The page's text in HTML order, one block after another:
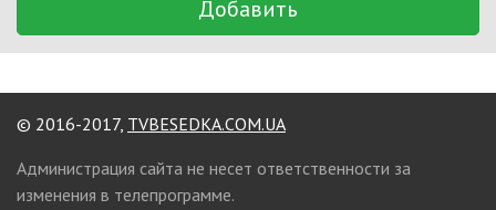
Добавить
© 2016-2017, TVBESEDKA.COM.UA
Администрация сайта не несет ответственности за
изменения в телепрограмме.